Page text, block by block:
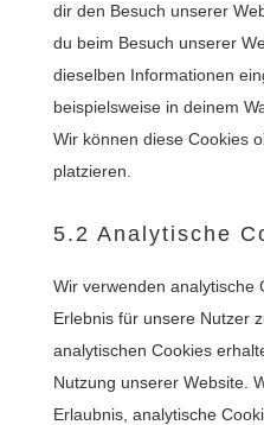
dir den Besuch unserer
du beim Besuch unserer
dieselben Informationen
beispielsweise in deinem
Wir können diese Cookies
platzieren.
5.2 Analytische
Wir verwenden analytische
Erlebnis für unsere Nutzer
analytischen Cookies
Nutzung unserer Website.
Erlaubnis, analytische